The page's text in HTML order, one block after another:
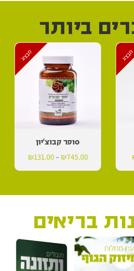
ביותר
מבצע
סופר קבוצ'יון
₪131.00– ₪745.00
בריאים